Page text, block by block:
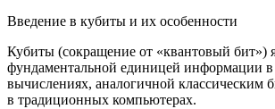
Введение в кубиты и их особенности
Кубиты (сокращение от «квантовый бит»)
фундаментальной единицей информации
вычислениях, аналогичной классическим
в традиционных компьютерах.